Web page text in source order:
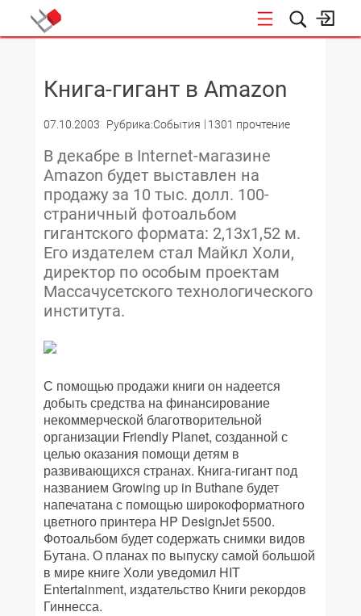
Книга-гигант в Amazon
07.10.2003 Рубрика:События 1301 прочтение
В декабре в Internet-магазине
Amazon будет выставлен на
продажу за 10 тыс. долл. 100-
страничный фотоальбом
гигантского формата: 2,13х1,52 м.
Его издателем стал Майкл Холи,
директор по особым проектам
Массачусетского технологического
института.
С помощью продажи книги он надеется
добыть средства на финансирование
некоммерческой благотворительной
организации Friendly Planet, созданной с
целью оказания помощи детям в
развивающихся странах. Книга-гигант под
названием Growing up in Buthane будет
напечатана с помощью широкоформатного
цветного принтера HP DesignJet 5500.
Фотоальбом будет содержать снимки видов
Бутана. О планах по выпуску самой большой
в мире книге Холи уведомил HIT
Entertainment, издательство Книги рекордов
Гиннесса.